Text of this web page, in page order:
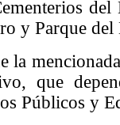
y Parque del
la
que
Públicos y